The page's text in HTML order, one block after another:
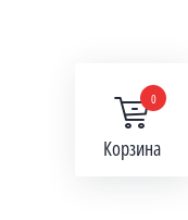
0
Корзина